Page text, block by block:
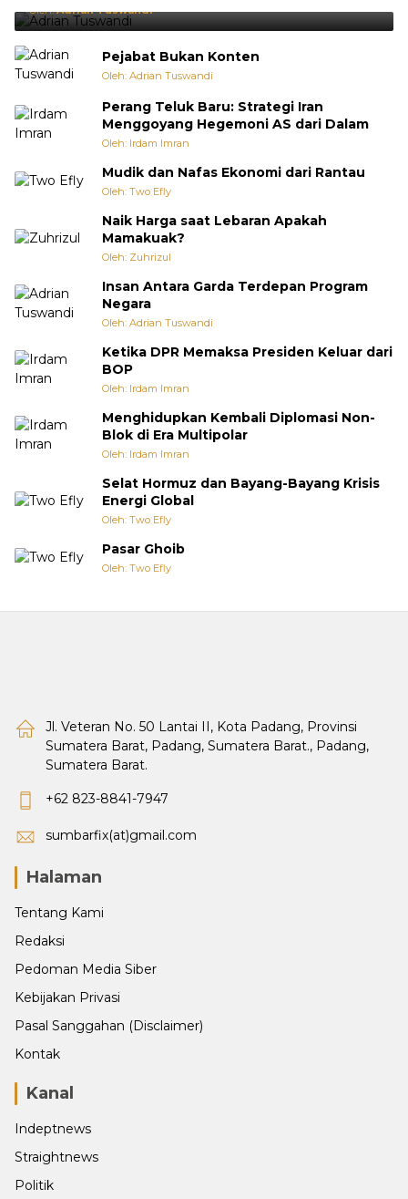
Oleh:Adrian Tuswandi
Pejabat Bukan Konten
Oleh: Adrian Tuswandi
Perang Teluk Baru: Strategi Iran
Menggoyang Hegemoni AS dari Dalam
Oleh: Irdam Imran
Mudik dan Nafas Ekonomi dari Rantau
Oleh: Two Efly
Naik Harga saat Lebaran Apakah
Mamakuak?
Oleh: Zuhrizul
Insan Antara Garda Terdepan Program
Negara
Oleh: Adrian Tuswandi
Ketika DPR Memaksa Presiden Keluar dari
BOP
Oleh: Irdam Imran
Menghidupkan Kembali Diplomasi Non-
Blok di Era Multipolar
Oleh: Irdam Imran
Selat Hormuz dan Bayang-Bayang Krisis
Energi Global
Oleh: Two Efly
Pasar Ghoib
Oleh: Two Efly
Jl. Veteran No. 50 Lantai II, Kota Padang, Provinsi
Sumatera Barat, Padang, Sumatera Barat., Padang,
Sumatera Barat.
+62 823-8841-7947
sumbarfix(at)gmail.com
Halaman
Tentang Kami
Redaksi
Pedoman Media Siber
Kebijakan Privasi
Pasal Sanggahan (Disclaimer)
Kontak
Kanal
Indeptnews
Straightnews
Politik